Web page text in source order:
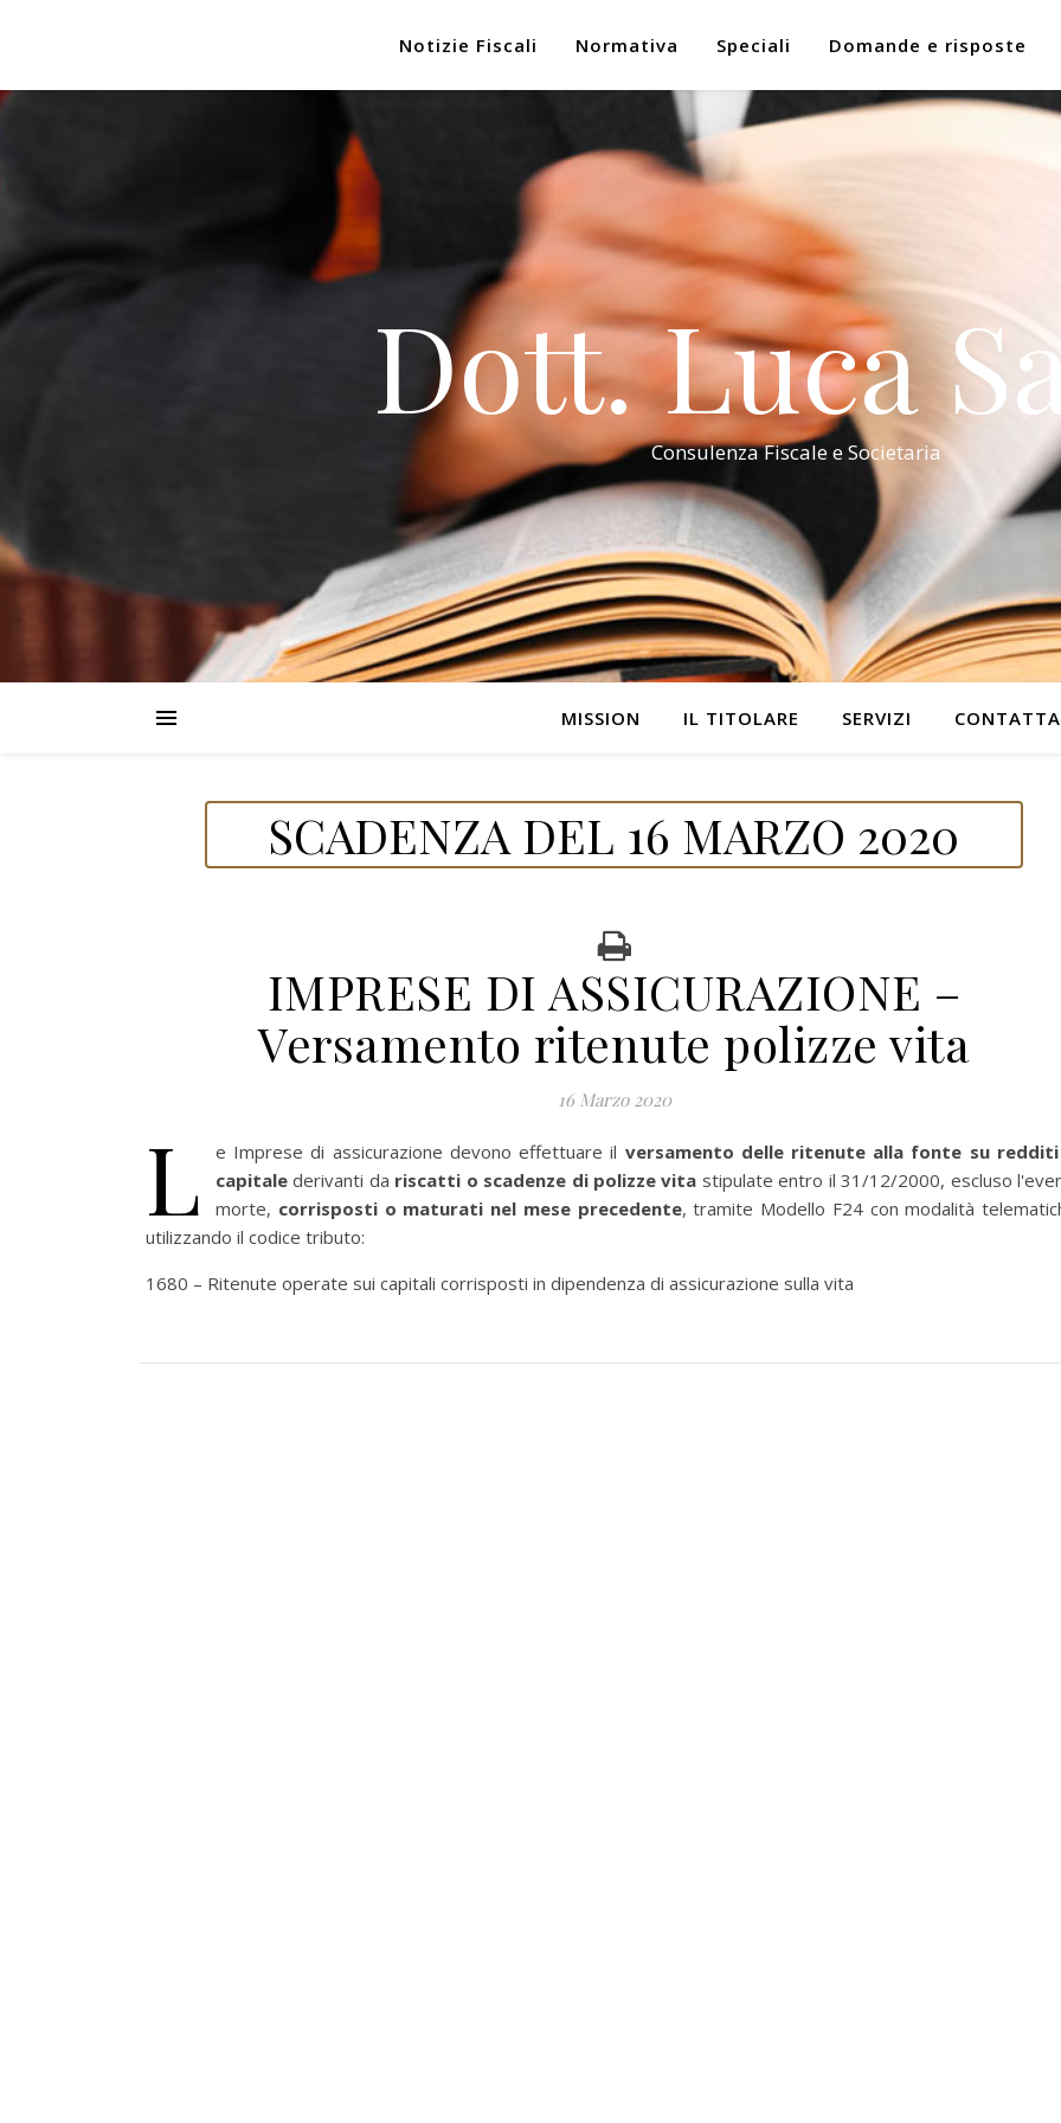
Notizie Fiscali Normativa Speciali Domande e risposte
Dott. Luca
Consulenza Fiscale e Societaria
MISSION IL TITOLARE SERVIZI
SCADENZA DEL 16 MARZO 2020
IMPRESE DI ASSICURAZIONE –
Versamento ritenute polizze vita
16 Marzo 2020
L e Imprese di assicurazione devono effettuare il versamento delle ritenute alla fonte su
capitale derivanti da riscatti o scadenze di polizze vita stipulate entro il 31/12/2000, escluso
morte, corrisposti o maturati nel mese precedente, tramite Modello F24 con modalità
utilizzando il codice tributo:
1680 – Ritenute operate sui capitali corrisposti in dipendenza di assicurazione sulla vita